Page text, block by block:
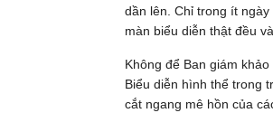
dần lên. Chỉ trong ít
màn biểu diễn thật đều
Không để Ban giám
Biểu diễn hình thể trong
cắt ngang mê hồn của